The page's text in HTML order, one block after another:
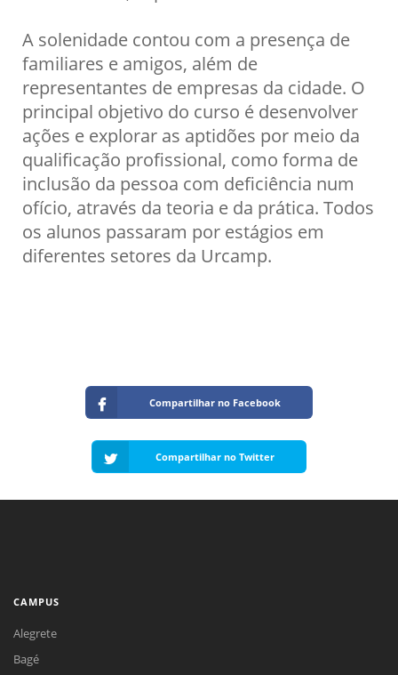
A solenidade contou com a presença de
familiares e amigos, além de
representantes de empresas da cidade. O
principal objetivo do curso é desenvolver
ações e explorar as aptidões por meio da
qualificação profissional, como forma de
inclusão da pessoa com deficiência num
ofício, através da teoria e da prática. Todos
os alunos passaram por estágios em
diferentes setores da Urcamp.
Compartilhar no Facebook
Compartilhar no Twitter
CAMPUS
Alegrete
Bagé